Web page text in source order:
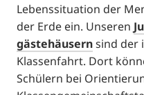
Lebenssituation der
der Erde ein. Unseren
gästehäusernsind der
Klassenfahrt. Dort
Schülern bei